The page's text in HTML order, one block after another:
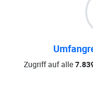
Zugriff auf alle